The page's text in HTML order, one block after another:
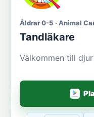
Åldrar 0-5 · Animal
Tandläkare
Välkommen till